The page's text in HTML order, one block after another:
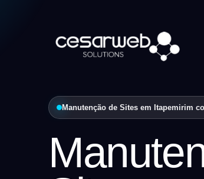
Manutenção de Sites em Itapemirim